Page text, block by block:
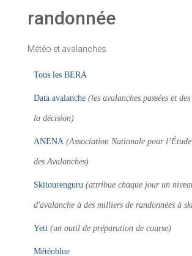
randonnée
Météo et avalanches
Tous les BERA
Data avalanche (les avalanches passées et
la décision)
ANENA (Association Nationale pour
des Avalanches)
Skitourenguru (attribue chaque jour un
d'avalanche à des milliers de randonnées à
Yeti (un outil de préparation de course)
Météoblue